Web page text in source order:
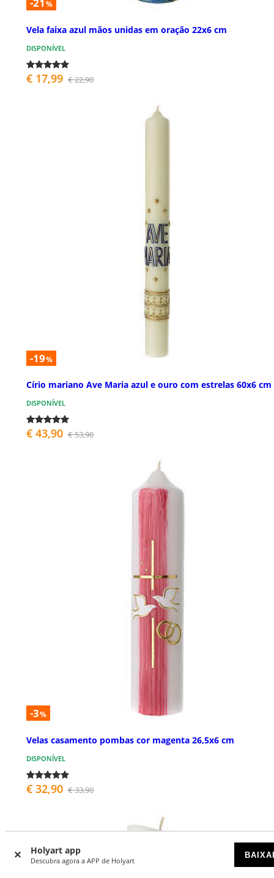
Holyart app
Descubra agora a APP de Holyart
-21 %
Vela faixa azul mãos unidas em oração 22x6 cm
DISPONÍVEL
€ 17,99 € 22,90
-19%
Círio mariano Ave Maria azul e ouro com estrelas 60x6 cm
DISPONÍVEL
€ 43,90 € 53,90
-3%
Velas casamento pombas cor magenta 26,5x6 cm
DISPONÍVEL
€ 32,90 € 33,90